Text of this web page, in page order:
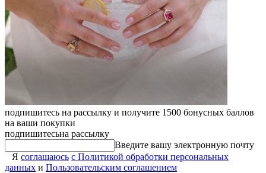
подпишитесь на рассылку и получите 1500 бонусных баллов
на ваши покупки
подпишитесьна рассылку
Введите вашу электронную почту
Я соглашаюсь с Политикой обработки персональных
данных и Пользовательским соглашением